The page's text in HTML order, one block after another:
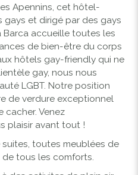
Apennins, cet hôtel-
et dirigé par des gays
Barca accueille toutes les
de bien-être du corps
hôtels gay-friendly qui ne
gay, nous nous
LGBT. Notre position
de verdure exceptionnel
cacher. Venez
plaisir avant tout !
toutes meublées de
tous les comforts.